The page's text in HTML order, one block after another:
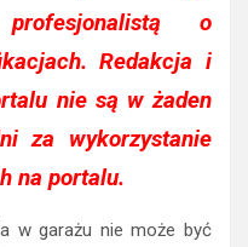
o
Redakcja i
nie są w żaden
za wykorzystanie
na portalu.
w garażu nie może być